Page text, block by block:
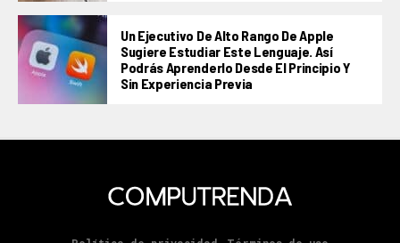
Un Ejecutivo De Alto Rango De Apple
Sugiere Estudiar Este Lenguaje. Así
Podrás Aprenderlo Desde El Principio Y
Sin Experiencia Previa